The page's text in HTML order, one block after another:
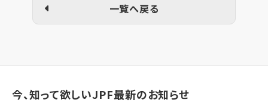
一覧へ戻る
今、知って欲しいJPF最新のお知らせ